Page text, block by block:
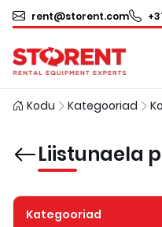
rent@storent.com
Kodu Kategooriad
Liistunaela
Kategooriad